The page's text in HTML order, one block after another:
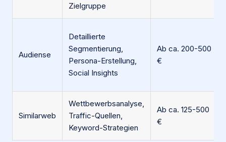
Zielgruppe
Audiense
Detaillierte
Segmentierung,
Persona-Erstellung,
Social Insights
Ab ca. 200-500
€
Similarweb
Wettbewerbsanalyse,
Traffic-Quellen,
Keyword-Strategien
Ab ca. 125-500
€